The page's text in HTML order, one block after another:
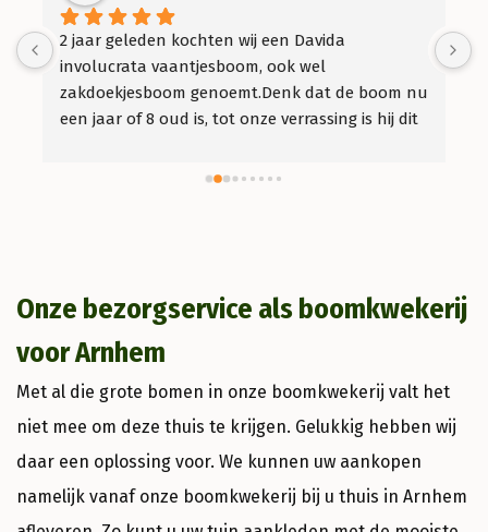
2 jaar geleden kochten wij een Davida
involucrata vaantjesboom, ook wel
zakdoekjesboom genoemt.Denk dat de boom nu
een jaar of 8 oud is, tot onze verrassing is hij dit
dat het wel 10 jaar kon duren maar niets is
Onze bezorgservice als boomkwekerij
voor Arnhem
Met al die grote bomen in onze boomkwekerij valt het
niet mee om deze thuis te krijgen. Gelukkig hebben wij
daar een oplossing voor. We kunnen uw aankopen
namelijk vanaf onze boomkwekerij bij u thuis in Arnhem